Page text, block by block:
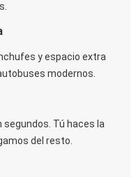
y espacio extra
modernos.
segundos. Tú haces la
del resto.